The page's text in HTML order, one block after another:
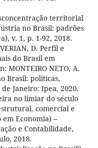
territorial
no Brasil: padrões
v. 1, p. 1-92, 2018.
D. Perfil e
do Brasil em
MONTEIRO NETO, A.
Brasil: políticas,
Janeiro: Ipea, 2020.
no limiar do século
comercial e
Economia) –
e Contabilidade,
2018.